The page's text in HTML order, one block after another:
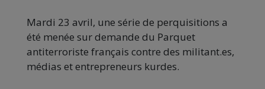
Mardi 23 avril, une série de perquisitions a
été menée sur demande du Parquet
antiterroriste français contre des militant.es,
médias et entrepreneurs kurdes.